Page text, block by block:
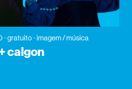
gratuito imagem / música
calgon